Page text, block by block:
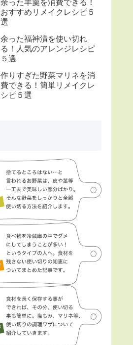
余った羊羹を消費できる！
おすすめリメイクレシピ５
選
余った福神漬を使い切れ
る！人気のアレンジレシピ
５選
作りすぎた野菜マリネを消
費できる！簡単リメイクレ
シピ５選